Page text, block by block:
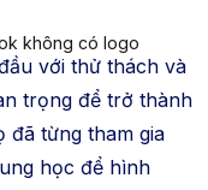
không có logo
với thử thách và
trọng để trở thành
đã từng tham gia
học để hình